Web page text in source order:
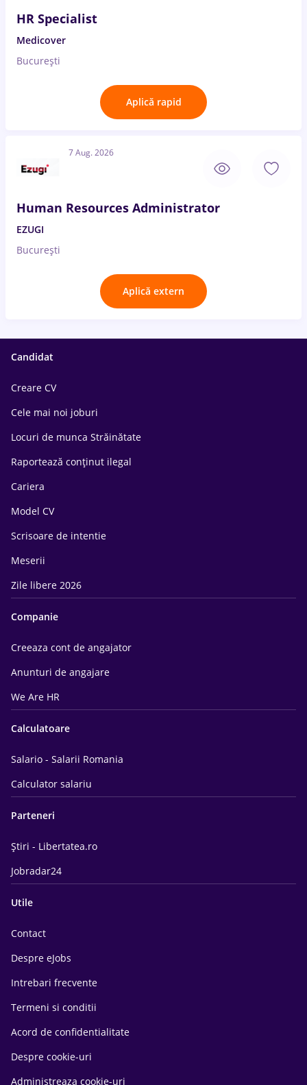
HR Specialist
Medicover
București
Aplică rapid
7 Aug. 2026
Human Resources Administrator
EZUGI
București
Aplică extern
Candidat
Creare CV
Cele mai noi joburi
Locuri de munca Străinătate
Raportează conținut ilegal
Cariera
Model CV
Scrisoare de intentie
Meserii
Zile libere 2026
Companie
Creeaza cont de angajator
Anunturi de angajare
We Are HR
Calculatoare
Salario - Salarii Romania
Calculator salariu
Parteneri
Știri - Libertatea.ro
Jobradar24
Utile
Contact
Despre eJobs
Intrebari frecvente
Termeni si conditii
Acord de confidentialitate
Despre cookie-uri
Administreaza cookie-uri